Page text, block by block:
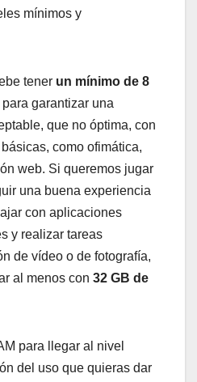
mínimos y
tener un mínimo de 8
para garantizar una
que no óptima, con
como ofimática,
web. Si queremos jugar
una buena experiencia
con aplicaciones
y realizar tareas
de vídeo o de fotografía,
al menos con 32 GB de
para llegar al nivel
del uso que quieras dar